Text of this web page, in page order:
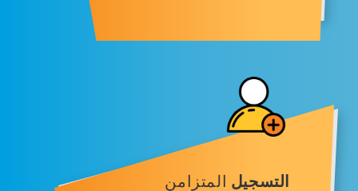
التسجيل المتزامن